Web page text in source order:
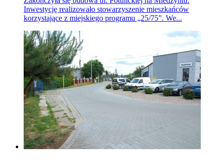
Inwestycję realizowało stowarzyszenie mieszkańców
korzystające z miejskiego programu „25/75”. We...